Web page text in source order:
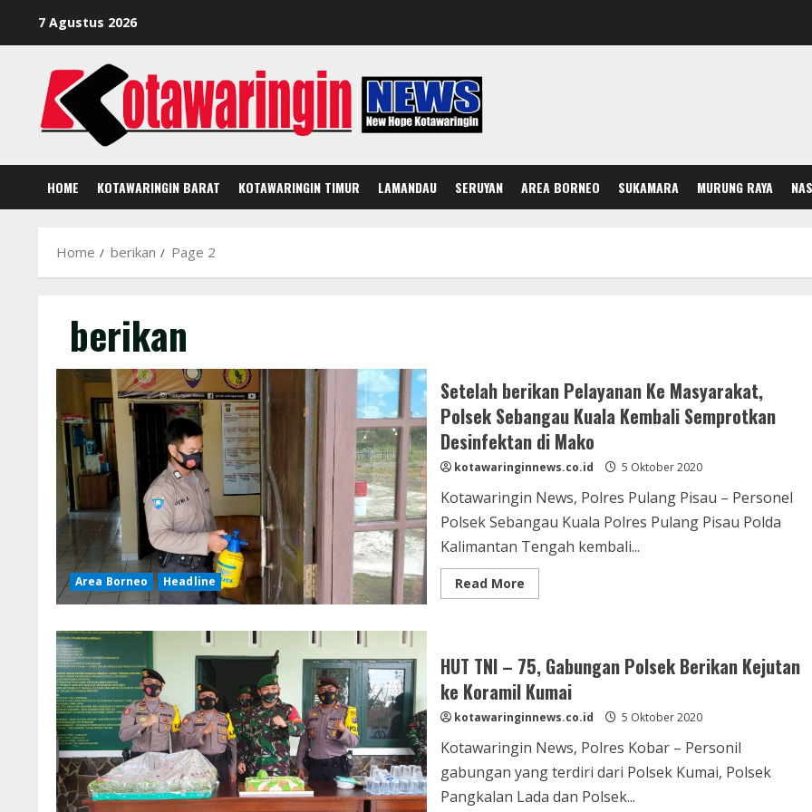
7 Agustus 2026
HOME KOTAWARINGIN BARAT KOTAWARINGIN TIMUR LAMANDAU SERUYAN AREA BORNEO SUKAMARA MURUNG RAYA
Home berikan Page 2
berikan
Area Borneo Headline
Setelah berikan Pelayanan Ke Masyarakat,
Polsek Sebangau Kuala Kembali Semprotkan
Desinfektan di Mako
kotawaringinnews.co.id 5 Oktober 2020
Kotawaringin News, Polres Pulang Pisau – Personel
Polsek Sebangau Kuala Polres Pulang Pisau Polda
Kalimantan Tengah kembali...
Read MoreRead
more
Ke
Masyarakat,
Polsek
Sebangau
Kuala
Kembali
Desinfektan
Mako
HUT TNI – 75, Gabungan Polsek Berikan Kejutan
ke Koramil Kumai
kotawaringinnews.co.id 5 Oktober 2020
Kotawaringin News, Polres Kobar – Personil
gabungan yang terdiri dari Polsek Kumai, Polsek
Pangkalan Lada dan Polsek...